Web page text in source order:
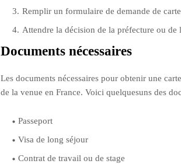
Remplir un formulaire de demande de
Attendre la décision de la préfecture ou de
Documents nécessaires
Les documents nécessaires pour obtenir une
de la venue en France. Voici quelquesuns des
Passeport
Visa de long séjour
Contrat de travail ou de stage